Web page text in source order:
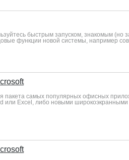
быстрым запуском, знакомым
функции новой системы, например
пакета самых популярных офисных
или Excel, либо новыми